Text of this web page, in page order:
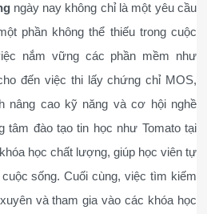
ngày nay không chỉ là một yêu cầu
phần không thể thiếu trong cuộc
nắm vững các phần mềm như
đến việc thi lấy chứng chỉ MOS,
nâng cao kỹ năng và cơ hội nghề
tâm đào tạo tin học như Tomato tại
học chất lượng, giúp học viên tự
sống. Cuối cùng, việc tìm kiếm
và tham gia vào các khóa học